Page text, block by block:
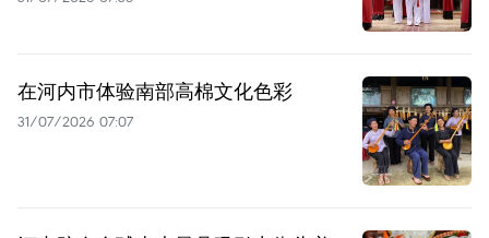
在河内市体验南部高棉文化色彩
31/07/2026 07:07